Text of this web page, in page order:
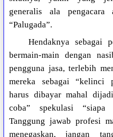
generalis ala pengacara
“Palugada”.
Hendaknya sebagai
bermain-main dengan
pengguna jasa, terlebih
mereka sebagai “kelinci
harus dibayar mahal
coba” spekulasi “siapa
Tanggung jawab profesi
menegaskan, jangan